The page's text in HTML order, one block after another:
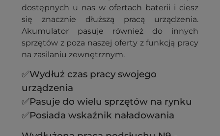
dostępnych u nas w ofertach baterii i ciesz
się znacznie dłuższą pracą urządzenia.
Akumulator pasuje również do innych
sprzętów z poza naszej oferty z funkcją pracy
na zasilaniu zewnętrznym.
✅Wydłuż czas pracy swojego
urządzenia
✅Pasuje do wielu sprzętów na rynku
✅Posiada wskaźnik naładowania